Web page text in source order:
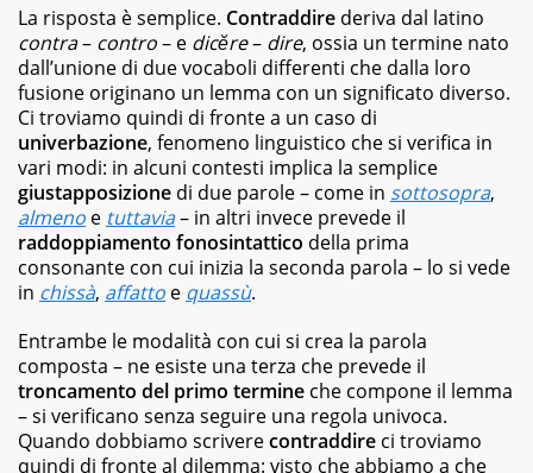
della
letteratura
classica
ai
best
seller,
dagli
albi
illustrati
per
bambini
ai
graphic
novel,
fino
ai
ricettari
e
ai
fotografici.
La risposta è semplice. Contraddire deriva dal latino
contra– contro– e dicĕre– dire, ossia un termine nato
dall’unione di due vocaboli differenti che dalla loro
fusione originano un lemma con un significato diverso.
Ci troviamo quindi di fronte a un caso di
univerbazione, fenomeno linguistico che si verifica in
vari modi: in alcuni contesti implica la semplice
giustapposizione di due parole – come in sottosopra,
almeno e tuttavia– in altri invece prevede il
raddoppiamento fonosintattico della prima
consonante con cui inizia la seconda parola – lo si vede
in chissà, affatto e quassù.
Entrambe le modalità con cui si crea la parola
composta – ne esiste una terza che prevede il
troncamento del primo termine che compone il lemma
– si verificano senza seguire una regola univoca.
Quando dobbiamo scriverecontraddire ci troviamo
quindi di fronte al dilemma: visto che abbiamo a che